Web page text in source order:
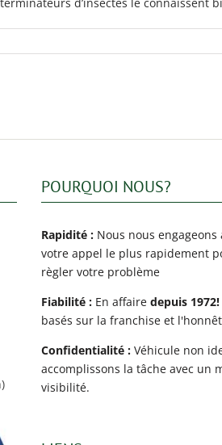
POURQUOI NOUS?
Rapidité :Nous nous engageons
votre appel le plus rapidement
règler votre problème
Fiabilité :En affaire depuis 1972!
basés sur la franchise et
Confidentialité :Véhicule non
accomplissons la tâche avec un
visibilité.